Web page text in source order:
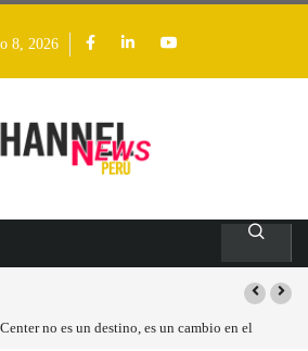
8, 2026
no es un destino, es un cambio en el